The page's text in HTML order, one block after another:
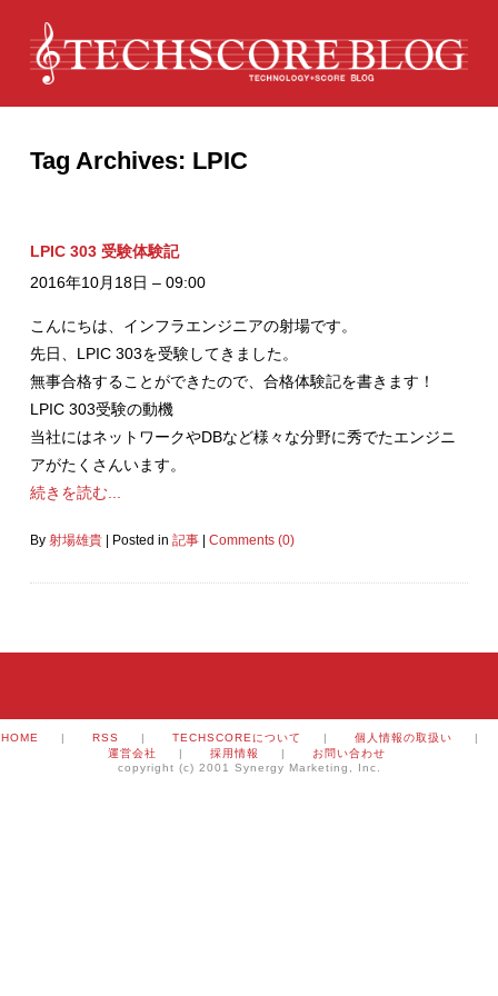
Tag Archives: LPIC
LPIC 303 受験体験記
2016年10月18日 – 09:00
こんにちは、インフラエンジニアの射場です。
先日、LPIC 303を受験してきました。
無事合格することができたので、合格体験記を書きます！
LPIC 303受験の動機
当社にはネットワークやDBなど様々な分野に秀でたエンジニ
アがたくさんいます。
続きを読む...
By 射場雄貴 Posted in 記事 Comments (0)
HOME | RSS | TECHSCOREについて | 個人情報の取扱い |
運営会社 | 採用情報 | お問い合わせ
copyright (c) 2001 Synergy Marketing, Inc.